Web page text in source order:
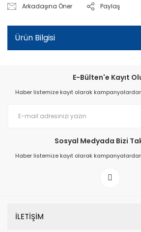
Arkadaşına Öner Paylaş
Ürün Bilgisi
E-Bülten'e Kayıt
Haber listemize kayıt olarak
Sosyal Medyada Bizi
Haber listemize kayıt olarak
İLETİŞİM